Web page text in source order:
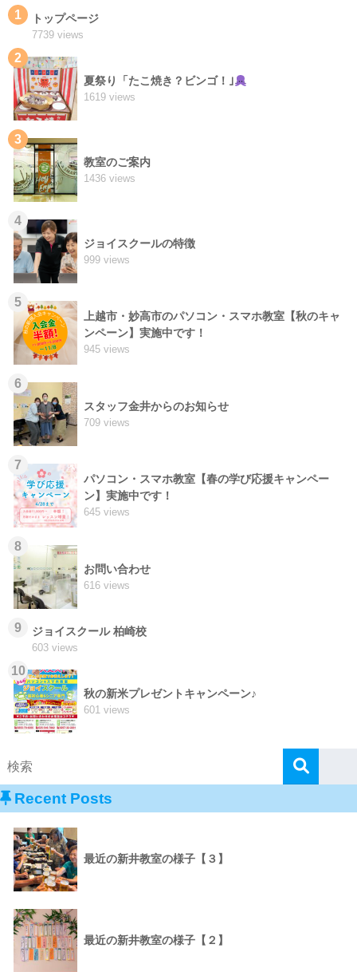
1 トップページ
7739 views
2
夏祭り「たこ焼き？ビンゴ！｣
1619 views
3
教室のご案内
1436 views
4
ジョイスクールの特徴
999 views
5
上越市・妙高市のパソコン・スマホ教室【秋のキャ
ンペーン】実施中です！
945 views
6
スタッフ金井からのお知らせ
709 views
7
パソコン・スマホ教室【春の学び応援キャンペー
ン】実施中です！
645 views
8
お問い合わせ
616 views
9 ジョイスクール 柏崎校
603 views
10
秋の新米プレゼントキャンペーン♪
601 views
Recent Posts
最近の新井教室の様子【３】
最近の新井教室の様子【２】